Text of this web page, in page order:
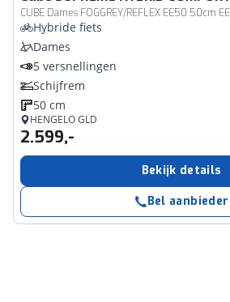
CUBE Dames FOGGREY/REFLEX EE50 50cm
Hybride fiets
Dames
5 versnellingen
Schijfrem
50 cm
HENGELO GLD
2.599,-
Bekijk details
Bel aanbieder